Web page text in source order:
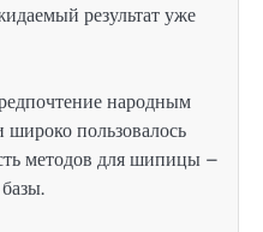
результат уже
народным
пользовалось
методов для шипицы –